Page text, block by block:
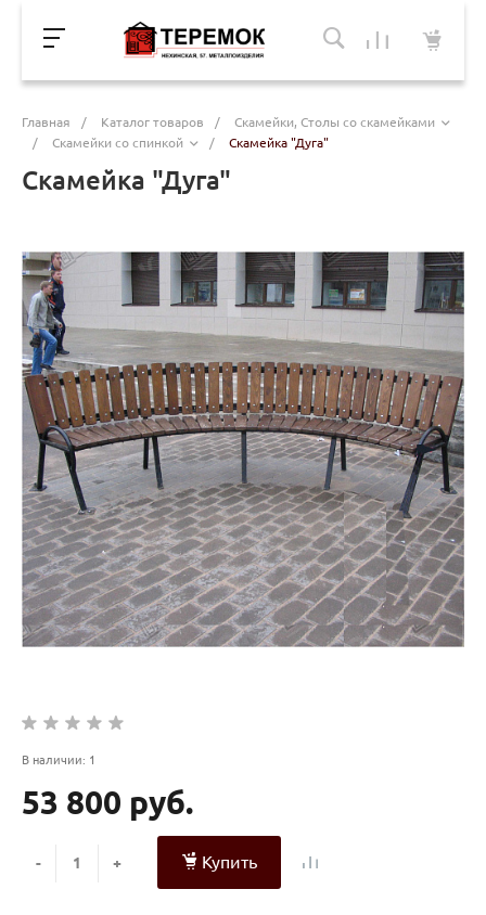
Главная / Каталог товаров /
Скамейки, Столы со скамейками
/
Скамейки со спинкой / Скамейка "Дуга"
Скамейка "Дуга"
В наличии: 1
53 800 руб.
- + Купить